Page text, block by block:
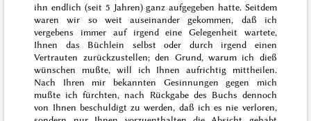
ihn endlich (seit 5 Jahren) ganz aufgegeben hatte. Seitdem
waren wir so weit auseinander gekommen, daß ich
vergebens immer auf irgend eine Gelegenheit wartete,
Ihnen das Büchlein selbst oder durch irgend einen
Vertrauten zurückzustellen; den Grund, warum ich dieß
wünschen mußte, will ich Ihnen aufrichtig mittheilen.
Nach Ihren mir bekannten Gesinnungen gegen mich
mußte ich fürchten, nach Rückgabe des Buchs dennoch
von Ihnen beschuldigt zu werden, daß ich es nie verloren,